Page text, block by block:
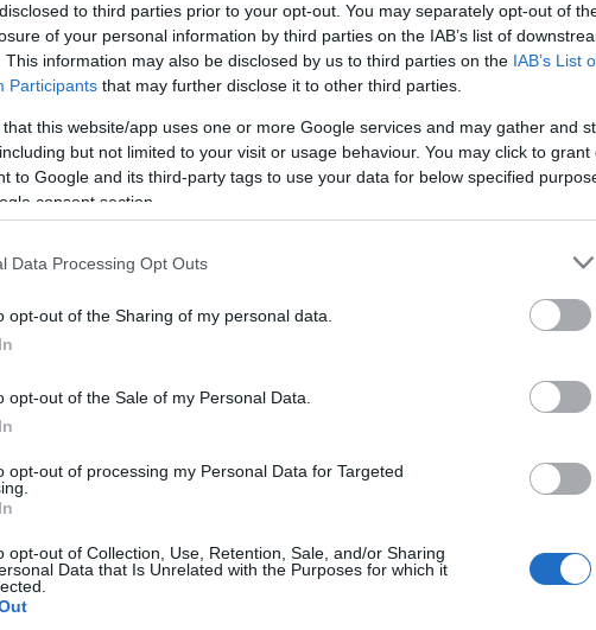
to third parties prior to your opt-out. You may separately opt-out of
of your personal information by third parties on the IAB’s list of
This information may also be disclosed by us to third parties on the IAB’s List
Participants that may further disclose it to other third parties.
that this website/app uses one or more Google services and may gather and
but not limited to your visit or usage behaviour. You may click to grant
to Google and its third-party tags to use your data for below specified
consent section.
Data Processing Opt Outs
opt-out of the Sharing of my personal data.
opt-out of the Sale of my Personal Data.
opt-out of processing my Personal Data for Targeted
opt-out of Collection, Use, Retention, Sale, and/or Sharing
Data that Is Unrelated with the Purposes for which it
in via Piro a Olbia, danni a tre
di gestire la viabilità nella zona divia
effettuava i rilievi per accertare la
tra automobilista e centauro.In
hanno una frequenza praticamente
alla guida.
cliccandoqui
nella sezione
NECROLOGIE